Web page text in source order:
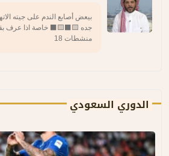
بيعض أصابع الندم على جيته
جده 🟨⬛️🟨⬛️ خاصة اذا عرف
منشطات 18
الدوري السعودي